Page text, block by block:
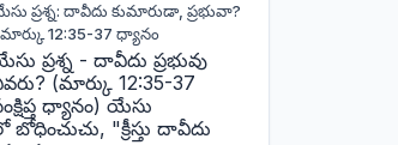
ప్రశ్న: దావీదు కుమారుడా, ప్రభువా?
| మార్కు 12:35-37 ధ్యానం
ప్రశ్న - దావీదు ప్రభువు
(మార్కు 12:35-37
ధ్యానం) యేసు
"క్రీస్తు దావీదు